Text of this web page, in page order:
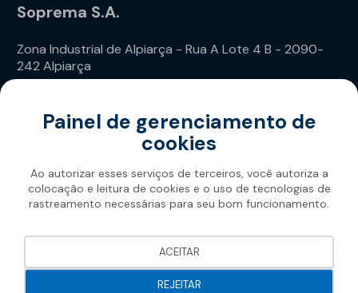
Soprema S.A.
Zona Industrial de Alpiarça - Rua A Lote 4 B - 2090-
242 Alpiarça
Soprema 2026
Painel de gerenciamento de
cookies
Ao autorizar esses serviços de terceiros, você autoriza a
colocação e leitura de cookies e o uso de tecnologias de
rastreamento necessárias para seu bom funcionamento.
REJEITAR
ACEITAR